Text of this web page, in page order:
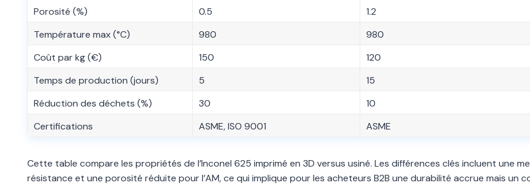
Porosité (%)
0.5
1.2
Température max (°C)
980
980
Coût par kg (€)
150
120
Temps de production (jours)
5
15
Réduction des déchets (%)
30
10
Certifications
ASME, ISO 9001 ASME
Cette table compare les propriétés de l’Inconel 625 imprimé en 3D versus usiné. Les différences clés incluent une
résistance et une porosité réduite pour l’AM, ce qui implique pour les acheteurs B2B une durabilité accrue mais un